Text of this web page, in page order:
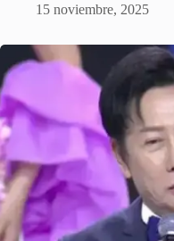
15 noviembre, 2025